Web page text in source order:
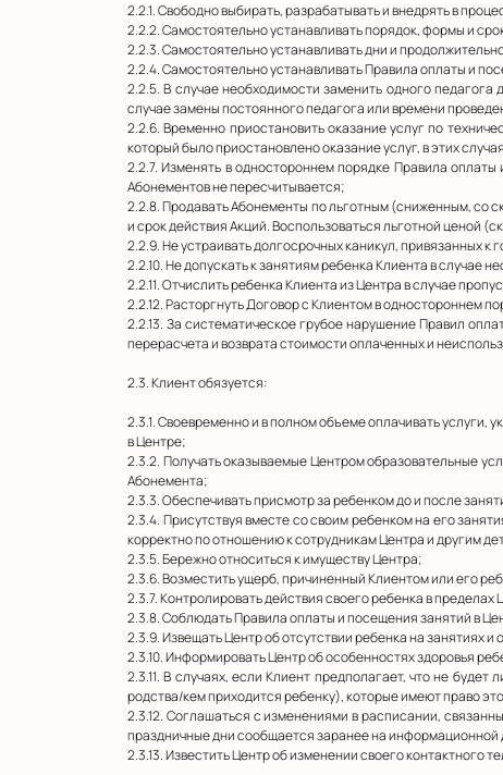
2.2.1. Свободно выбирать, разрабатывать и внедрять в
2.2.2. Самостоятельно устанавливать порядок, формы и
2.2.3. Самостоятельно устанавливать дни и
2.2.4. Самостоятельно устанавливать Правила оплаты и
2.2.5. В случае необходимости заменить одного
случае замены постоянного педагога или времени
2.2.6. Временно приостановить оказание услуг по
который было приостановлено оказание услуг, в этих
2.2.7. Изменять в одностороннем порядке Правила
Абонементов не пересчитывается;
2.2.8. Продавать Абонементы по льготным (сниженным, со
и срок действия Акций. Воспользоваться льготной ценой
2.2.9. Не устраивать долгосрочных каникул, привязанных к
2.2.10. Не допускать к занятиям ребенка Клиента в случае
2.2.11. Отчислить ребенка Клиента из Центра в случае
2.2.12. Расторгнуть Договор с Клиентом в одностороннем
2.2.13. За систематическое грубое нарушение Правил
перерасчета и возврата стоимости оплаченных и
2.3. Клиент обязуется:
2.3.1. Своевременно и в полном объеме оплачивать услуги,
в Центре;
2.3.2. Получать оказываемые Центром образовательные
Абонемента;
2.3.3. Обеспечивать присмотр за ребенком до и после
2.3.4. Присутствуя вместе со своим ребенком на его
корректно по отношению к сотрудникам Центра и другим
2.3.5. Бережно относиться к имуществу Центра;
2.3.6. Возместить ущерб, причиненный Клиентом или его
2.3.7. Контролировать действия своего ребенка в
2.3.8. Соблюдать Правила оплаты и посещения занятий в
2.3.9. Извещать Центр об отсутствии ребенка на занятиях
2.3.10. Информировать Центр об особенностях здоровья
2.3.11. В случаях, если Клиент предполагает, что не
родства/кем приходится ребенку), которые имеют право
2.3.12. Соглашаться с изменениями в расписании,
праздничные дни сообщается заранее на информационной
2.3.13. Известить Центр об изменении своего контактного